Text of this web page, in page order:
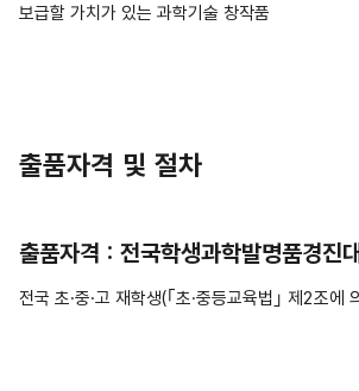
보급할 가치가 있는 과학기술 창작품
출품자격 및 절차
출품자격 : 전국학생과학발명품경진
전국 초·중·고 재학생(｢초·중등교육법｣ 제2조에